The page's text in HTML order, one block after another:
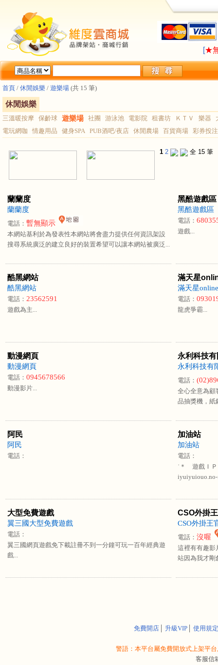
[★
首頁 / 休閒娛樂 / 遊樂場 (共 15 筆)
休閒娛樂
三溫暖按摩 保齡球 遊樂場 社團 游泳池 電影院 租書坊 ＫＴＶ 樂器
電玩網咖
情趣用品 健身SPA PUB酒吧/夜店 休閒農場 百貨商場 彩券投注
蘭蘭度
蘭蘭度
電話： 暫無顯示
本網站基利於為發表性本網站將會盡力提供任何資訊架設
搜尋系統廣泛的建立良好的裝置希望可以讓本網站被廣泛...
黑酷遊戲區
黑酷遊戲區
電話：
遊戲...
酷黑網站
酷黑網站
電話： 23562591
遊戲為主...
滿天星
滿天星
電話：
龍虎爭霸...
動漫網頁
動漫網頁
電話： 0945678566
動漫影片...
永利科技
永利科技有
電話：
全心全意為顧
品抽獎機，紙
阿民
阿民
電話：
加油站
加油站
電話：
˙＊ 遊戲ＩＰ
大型免費遊戲
翼三國大型免費遊戲
電話：
翼三國網頁遊戲免下載註冊不到一分鐘可玩一百年經典遊
戲...
CSO外掛
CSO外掛王
電話： 沒喔
這裡有有趣影
站因為我才剛
1 2 全 15 筆
免費開店│ 升級VIP│ 使用規定
警語：本平台屬免費開放式上架平
客服信